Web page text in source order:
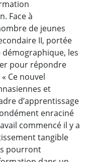
Face à
de jeunes
II, portée
les
pour répondre
Ce nouvel
et
d’apprentissage
enraciné
commencé il y a
tangible
pourront